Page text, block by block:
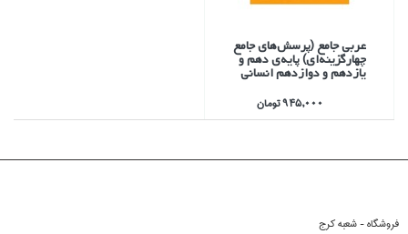
عربي جامع (پرسش‌هاي جامع
چهارگزينه‌اي) پايه‌ي دهم و
يازدهم و دوازدهم انساني
945,000 تومان
فروشگاه - شعبه کرج